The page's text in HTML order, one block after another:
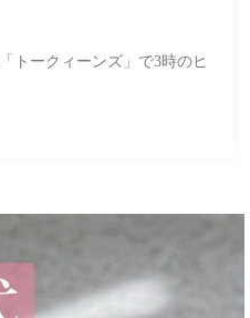
トークィーンズ」で3時のヒ